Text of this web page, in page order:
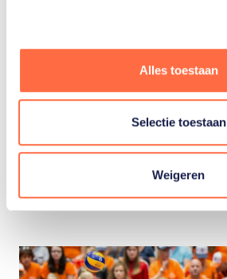
Alles toestaan
Selectie toestaan
Weigeren
Gerelateerde
artikelen